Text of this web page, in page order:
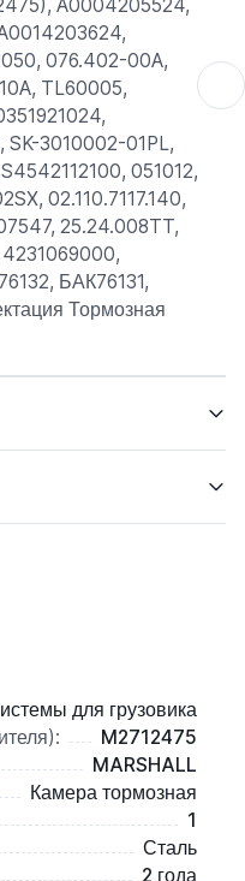
A0004205524,
076.402-00A,
TL60005,
SK-3010002-01PL,
051012,
02.110.7117.140,
25.24.008TT,
БАК76131,
Тормозная
для грузовика
M2712475
MARSHALL
Камера тормозная
1
Сталь
2 года